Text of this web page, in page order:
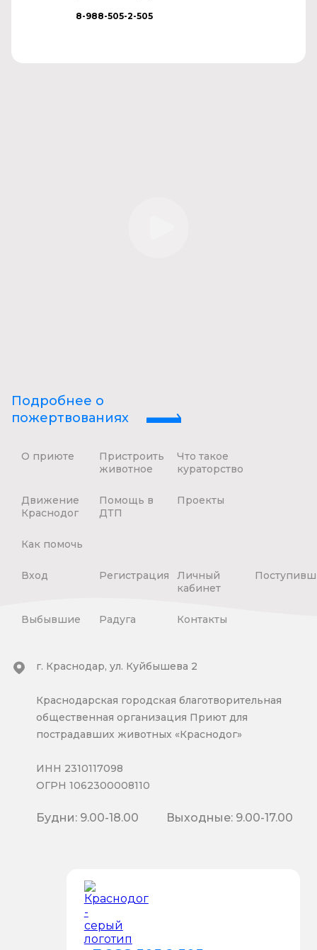
8-988-505-2-505
Подробнее о
пожертвованиях
О приюте
Пристроить
животное
Что такое
кураторство
Движение
Краснодог
Помощь в
ДТП
Проекты
Как помочь
Вход Регистрация
Личный
кабинет
Выбывшие Радуга Контакты
г. Краснодар, ул. Куйбышева 2
Краснодарская городская благотворительная
общественная организация Приют для
пострадавших животных «Краснодог»
ИНН 2310117098
ОГРН 1062300008110
Будни: 9.00-18.00 Выходные: 9.00-17.00